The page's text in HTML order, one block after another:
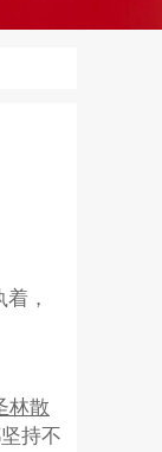
，
林散
持不